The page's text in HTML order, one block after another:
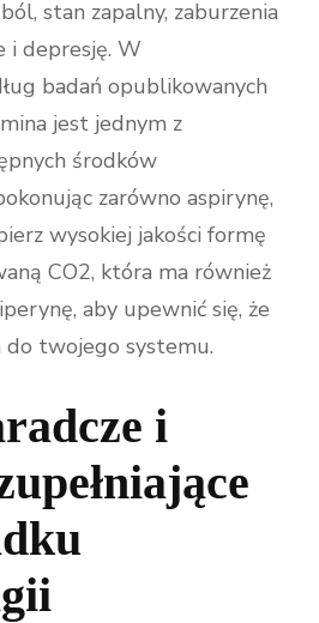
stan zapalny, zaburzenia
i depresję. W
badań opublikowanych
jest jednym z
środków
zarówno aspirynę,
wysokiej jakości formę
CO2, która ma również
aby upewnić się, że
do twojego systemu.
i